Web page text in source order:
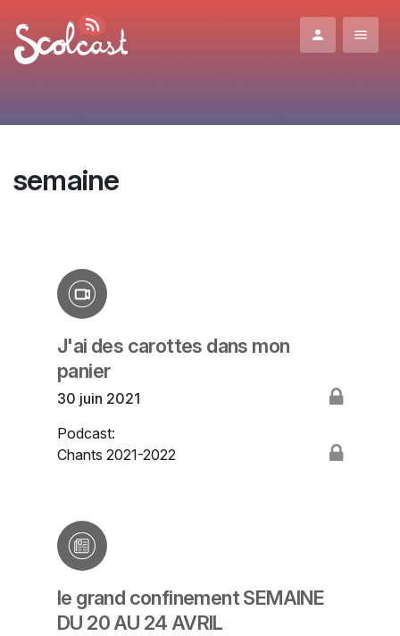
semaine
J'ai des carottes dans mon
panier
30 juin 2021
Podcast:
Chants 2021-2022
le grand confinement SEMAINE
DU 20 AU 24 AVRIL